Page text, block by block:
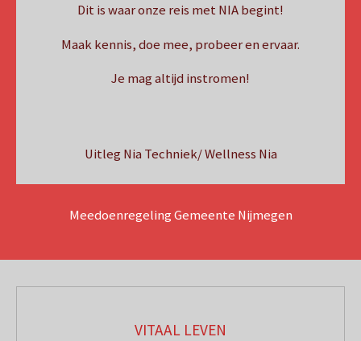
Dit is waar onze reis met NIA begint!
Maak kennis, doe mee, probeer en ervaar.
Je mag altijd instromen!
Uitleg Nia Techniek/ Wellness Nia
Meedoenregeling Gemeente Nijmegen
VITAAL LEVEN